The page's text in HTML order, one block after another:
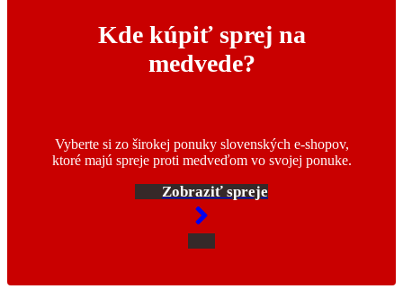
Kde kúpiť sprej na
medvede?
Vyberte si zo širokej ponuky slovenských e-shopov,
ktoré majú spreje proti medveďom vo svojej ponuke.
Zobraziť spreje